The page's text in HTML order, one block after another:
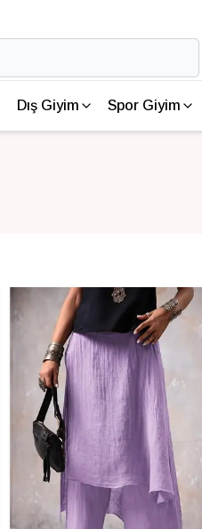
Dış Giyim Spor Giyim